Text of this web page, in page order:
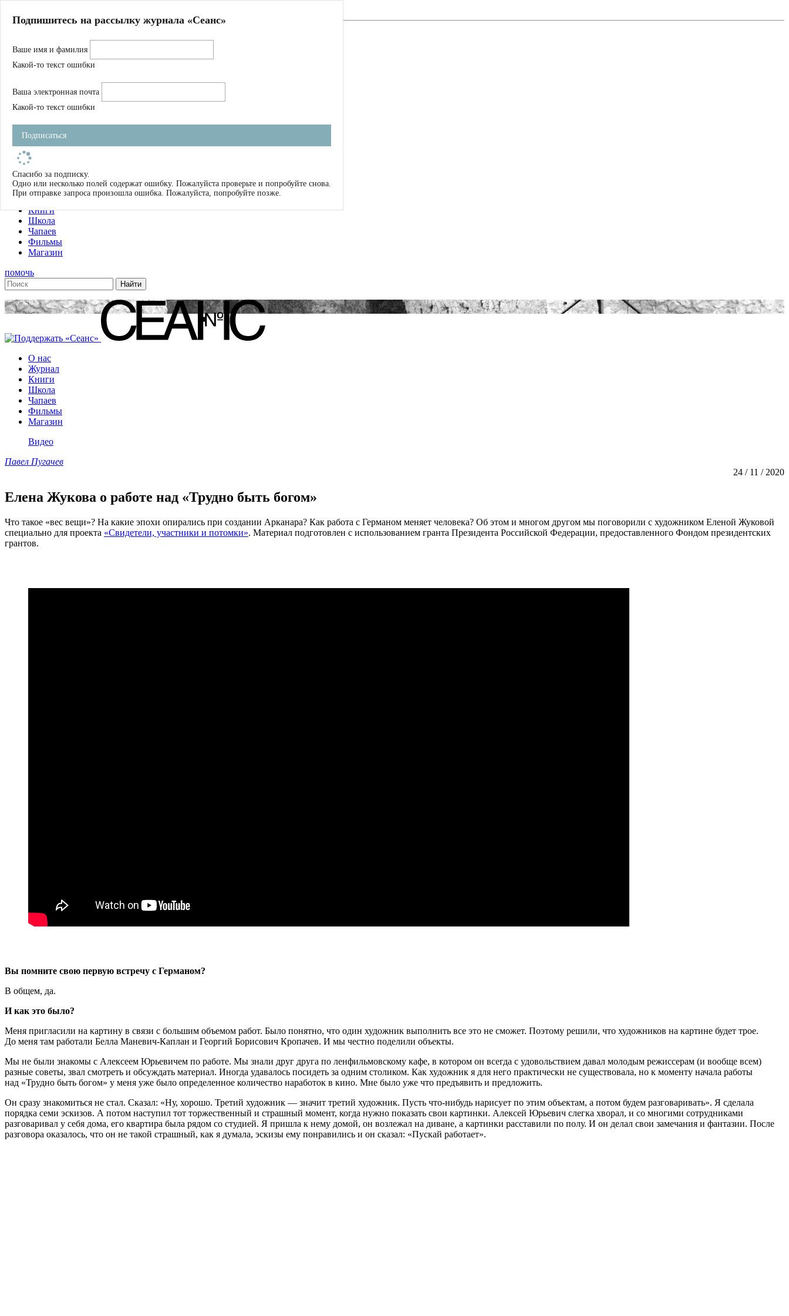
Магазин
Журнал
Школа
Устав
Фильмы
Имена
Тэги
О нас
Журнал
Книги
Школа
Чапаев
Фильмы
Магазин
помочь
О нас
Журнал
Книги
Школа
Чапаев
Фильмы
Магазин
Видео
Павел Пугачев
24 / 11 / 2020
Елена Жукова о работе над «Трудно быть богом»
Что такое «вес вещи»? На какие эпохи опирались при создании Арканара? Как работа с Германом меняет человека? Об этом и многом другом мы поговорили с художником Еленой Жуковой
специально для проекта «Свидетели, участники и потомки». Материал подготовлен с использованием гранта Президента Российской Федерации, предоставленного Фондом президентских
грантов.
Вы помните свою первую встречу с Германом?
В общем, да.
И как это было?
Меня пригласили на картину в связи с большим объемом работ. Было понятно, что один художник выполнить все это не сможет. Поэтому решили, что художников на картине будет трое.
До меня там работали Белла Маневич-Каплан и Георгий Борисович Кропачев. И мы честно поделили объекты.
Мы не были знакомы с Алексеем Юрьевичем по работе. Мы знали друг друга по ленфильмовскому кафе, в котором он всегда с удовольствием давал молодым режиссерам (и вообще всем)
разные советы, звал смотреть и обсуждать материал. Иногда удавалось посидеть за одним столиком. Как художник я для него практически не существовала, но к моменту начала работы
над «Трудно быть богом» у меня уже было определенное количество наработок в кино. Мне было уже что предъявить и предложить.
Он сразу знакомиться не стал. Сказал: «Ну, хорошо. Третий художник — значит третий художник. Пусть что-нибудь нарисует по этим объектам, а потом будем разговаривать». Я сделала
порядка семи эскизов. А потом наступил тот торжественный и страшный момент, когда нужно показать свои картинки. Алексей Юрьевич слегка хворал, и со многими сотрудниками
разговаривал у себя дома, его квартира была рядом со студией. Я пришла к нему домой, он возлежал на диване, а картинки расставили по полу. И он делал свои замечания и фантазии. После
разговора оказалось, что он не такой страшный, как я думала, эскизы ему понравились и он сказал: «Пускай работает».
Подпишитесь на рассылку журнала «Сеанс»
Ваше имя и фамилия
Какой-то текст ошибки
Ваша электронная почта
Какой-то текст ошибки
Подписаться
Спасибо за подписку.
Одно или несколько полей содержат ошибку. Пожалуйста проверьте и попробуйте снова.
При отправке запроса произошла ошибка. Пожалуйста, попробуйте позже.